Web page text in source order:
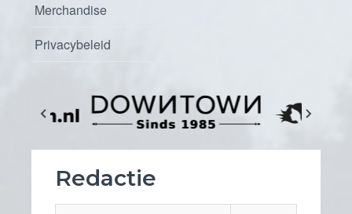
Merchandise
Privacybeleid
Redactie